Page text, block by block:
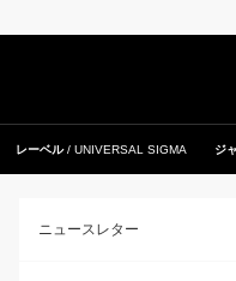
レーベル UNIVERSAL SIGMA ジ
ニュースレター